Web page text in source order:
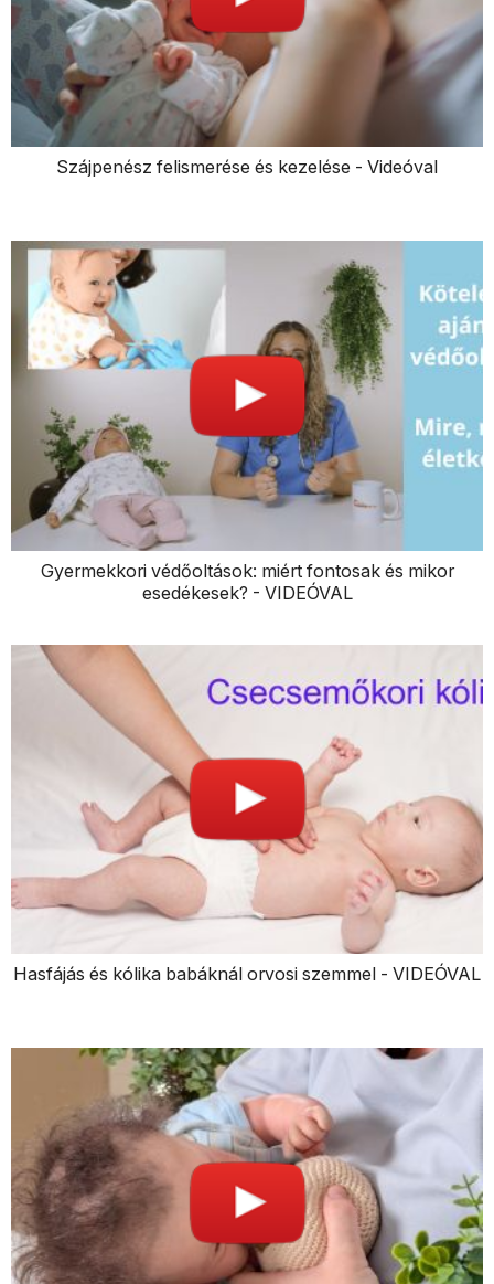
Szájpenész felismerése és kezelése - Videóval
Gyermekkori védőoltások: miért fontosak és mikor
esedékesek? - VIDEÓVAL
Hasfájás és kólika babáknál orvosi szemmel - VIDEÓVAL